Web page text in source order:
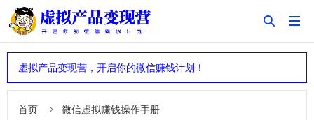


虚拟产品变现营，开启你的微信赚钱计划！
首页  微信虚拟赚钱操作手册